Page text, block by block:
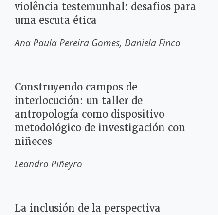
violência testemunhal: desafios para
uma escuta ética
Ana Paula Pereira Gomes Daniela Finco
Construyendo campos de
interlocución: un taller de
antropología como dispositivo
metodológico de investigación con
niñeces
Leandro Piñeyro
La inclusión de la perspectiva